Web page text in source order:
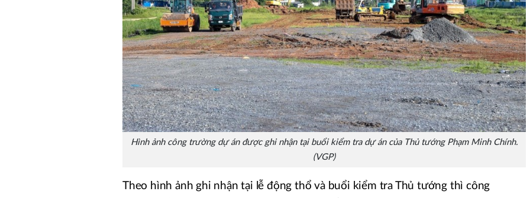
Hình ảnh công trường dự án được ghi nhận tại buổi kiểm tra dự án của Thủ tướng Phạm Minh Chính.
(VGP)
Theo hình ảnh ghi nhận tại lễ động thổ và buổi kiểm tra Thủ tướng thì công